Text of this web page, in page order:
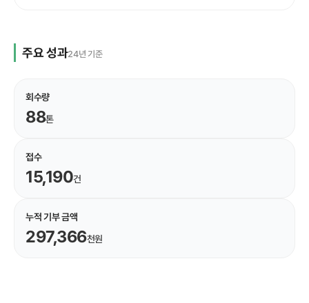
주요 성과24년 기준
회수량
88톤
접수
15,190건
누적 기부 금액
297,366천원